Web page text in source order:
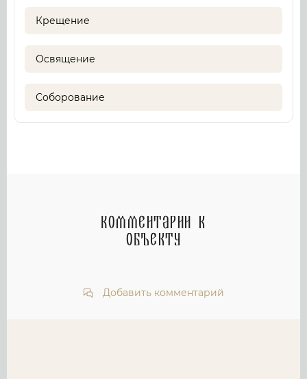
Крещение
Освящение
Соборование
Комментарии к
объекту
Добавить комментарий